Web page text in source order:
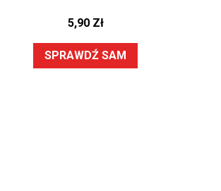
5,90 Zł
SPRAWDŹ SAM